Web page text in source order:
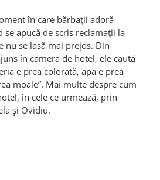
în care bărbații adoră
se apucă de scris reclamații la
nu se lasă mai prejos. Din
în camera de hotel, ele caută
e prea colorată, apa e prea
moale”. Mai multe despre cum
în cele ce urmează, prin
și Ovidiu.